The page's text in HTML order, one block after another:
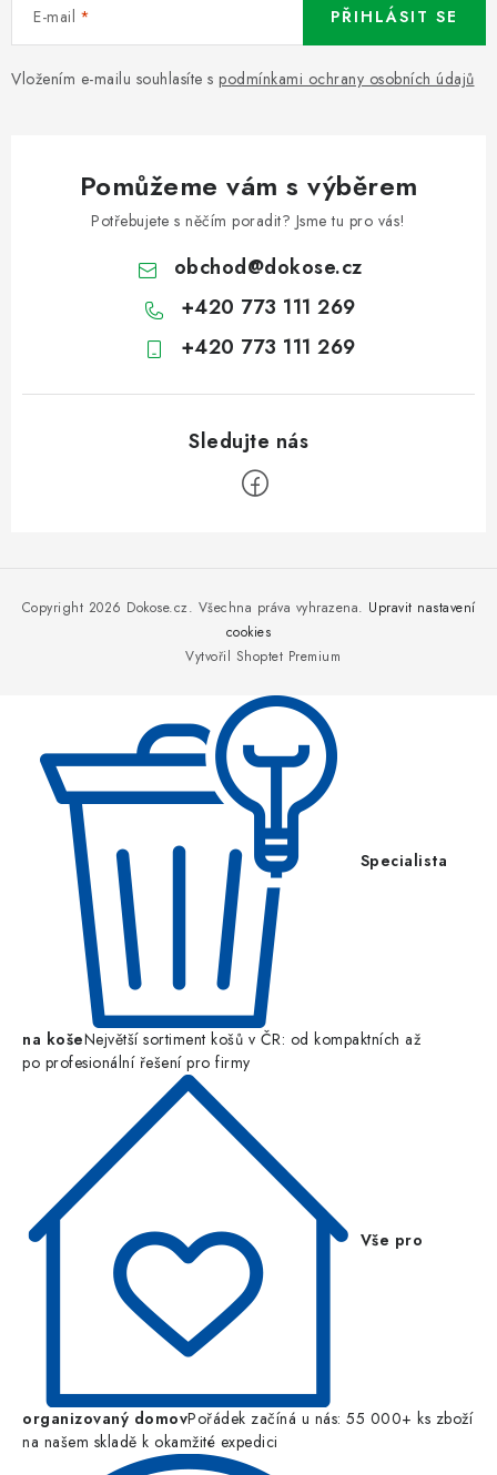
E-mail
Vložením e-mailu souhlasíte s podmínkami ochrany osobních údajů
PŘIHLÁSIT SE
Pomůžeme vám s výběrem
Potřebujete s něčím poradit? Jsme tu pro vás!
obchod@dokose.cz
+420 773 111 269
+420 773 111 269
Vytvořil Shoptet Premium
Copyright 2026 Dokose.cz. Všechna práva vyhrazena. Upravit nastavení
cookies
Specialista
na košeNejvětší sortiment košů v ČR: od kompaktních až
po profesionální řešení pro firmy
Vše pro
organizovaný domovPořádek začíná u nás: 55 000+ ks zboží
na našem skladě k okamžité expedici